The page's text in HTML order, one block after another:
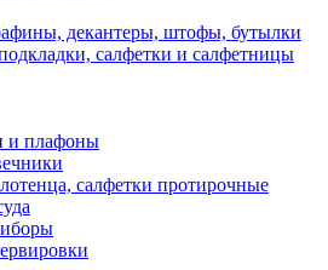
декантеры, штофы, бутылки
салфетки и салфетницы
и плафоны
салфетки протирочные